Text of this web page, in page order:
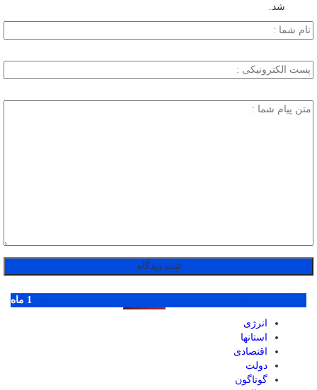
شد.
1 ماه
انرژی
استانها
اقتصادی
دولت
گوناگون